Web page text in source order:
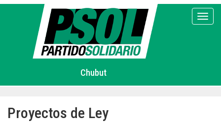
Pasar
Chubut
Proyectos de Ley